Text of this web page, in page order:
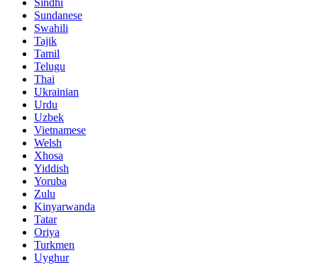
Sindhi
Sundanese
Swahili
Tajik
Tamil
Telugu
Thai
Ukrainian
Urdu
Uzbek
Vietnamese
Welsh
Xhosa
Yiddish
Yoruba
Zulu
Kinyarwanda
Tatar
Oriya
Turkmen
Uyghur